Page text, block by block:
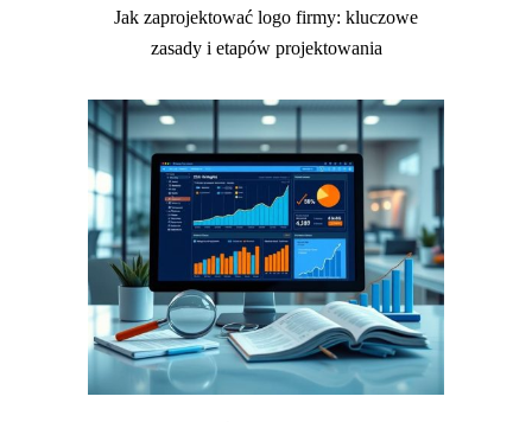
Jak zaprojektować logo firmy: kluczowe
zasady i etapów projektowania